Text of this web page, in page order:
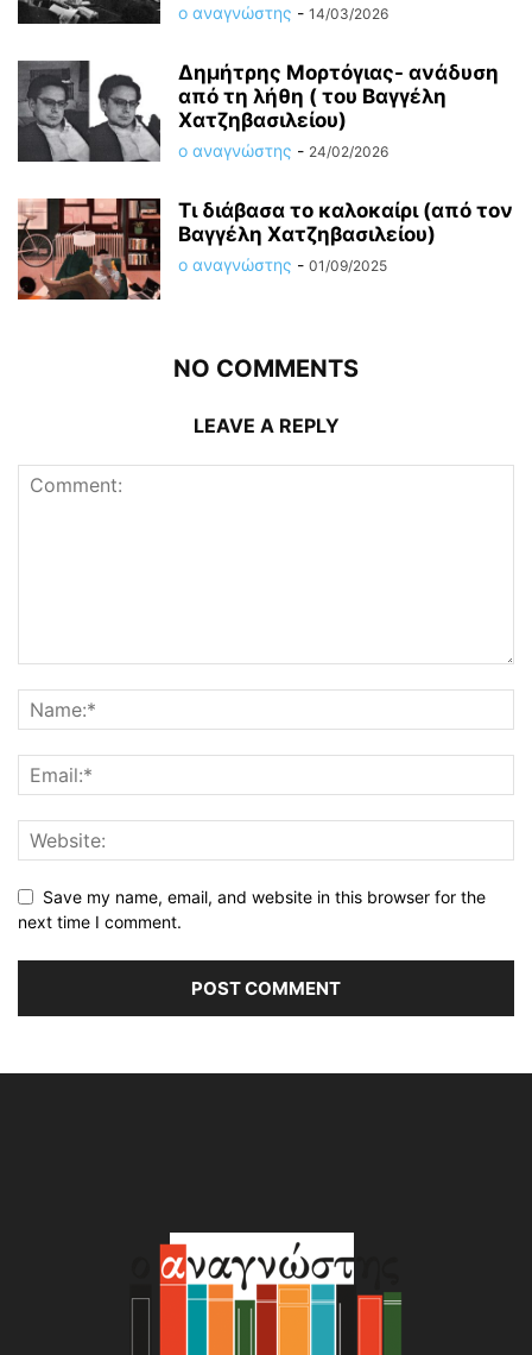
ο αναγνώστης - 14/03/2026
Δημήτρης Μορτόγιας- ανάδυση
από τη λήθη ( του Βαγγέλη
Χατζηβασιλείου)
ο αναγνώστης - 24/02/2026
Τι διάβασα το καλοκαίρι (από τον
Βαγγέλη Χατζηβασιλείου)
ο αναγνώστης - 01/09/2025
NO COMMENTS
LEAVE A REPLY
Save my name, email, and website in this browser for the
next time I comment.